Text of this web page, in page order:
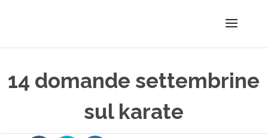
14 domande settembrine
sul karate